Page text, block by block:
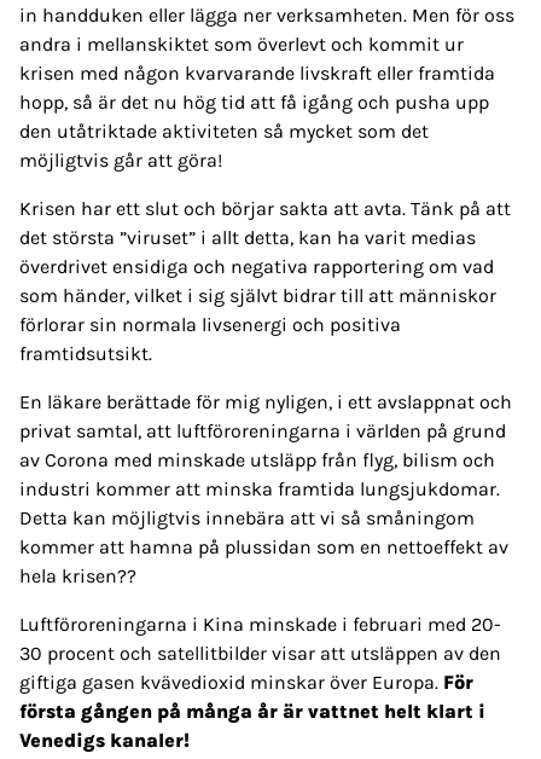
in handduken eller lägga ner verksamheten. Men för oss
andra i mellanskiktet som överlevt och kommit ur
krisen med någon kvarvarande livskraft eller framtida
hopp, så är det nu hög tid att få igång och pusha upp
den utåtriktade aktiviteten så mycket som det
möjligtvis går att göra!
Krisen har ett slut och börjar sakta att avta. Tänk på att
det största ”viruset” i allt detta, kan ha varit medias
överdrivet ensidiga och negativa rapportering om vad
som händer, vilket i sig självt bidrar till att människor
förlorar sin normala livsenergi och positiva
framtidsutsikt.
En läkare berättade för mig nyligen, i ett avslappnat och
privat samtal, att luftföroreningarna i världen på grund
av Corona med minskade utsläpp från flyg, bilism och
industri kommer att minska framtida lungsjukdomar.
Detta kan möjligtvis innebära att vi så småningom
kommer att hamna på plussidan som en nettoeffekt av
hela krisen??
Luftföroreningarna i Kina minskade i februari med 20-
30 procent och satellitbilder visar att utsläppen av den
giftiga gasen kvävedioxid minskar över Europa. För
första gången på många år är vattnet helt klart i
Venedigs kanaler!